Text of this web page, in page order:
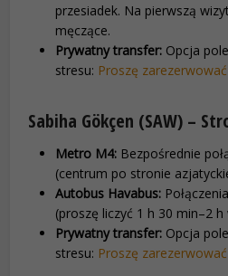
przesiadek. Na pierwszą
męczące.
Prywatny transfer: Opcja
stresu: Proszę
Sabiha Gökçen (SAW) –
Metro M4: Bezpośrednie
(centrum po stronie
Autobus Havabus:
(proszę liczyć 1 h 30 min–2
Prywatny transfer: Opcja
stresu: Proszę